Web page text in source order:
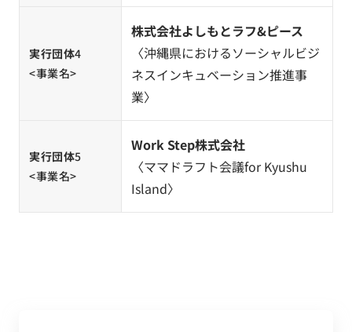
実行団体4
<事業名>
株式会社よしもとラフ&ピース
〈沖縄県におけるソーシャルビジ
ネスインキュベーション推進事
業〉
実行団体5
<事業名>
Work Step株式会社
〈ママドラフト会議for Kyushu
Island〉